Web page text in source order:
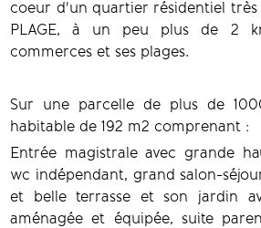
coeur d'un quartier résidentiel très
PLAGE, à un peu plus de 2
commerces et ses plages.
Sur une parcelle de plus de
habitable de 192 m2 comprenant :
Entrée magistrale avec grande
wc indépendant, grand salon-
et belle terrasse et son jardin
aménagée et équipée, suite